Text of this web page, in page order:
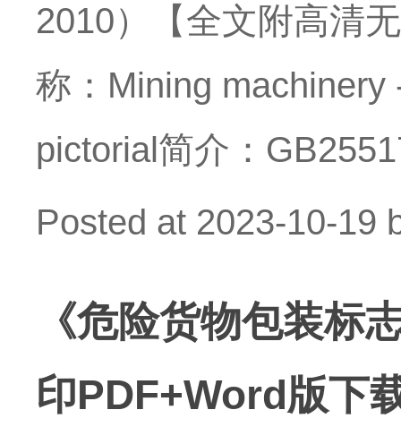
2010）【全文附高清
称：Mining
pictorial简介：
Posted at 2023-10-19
《危险货物包装标
印PDF+Word版下